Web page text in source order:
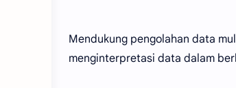
Mendukung pengolahan data
menginterpretasi data dalam